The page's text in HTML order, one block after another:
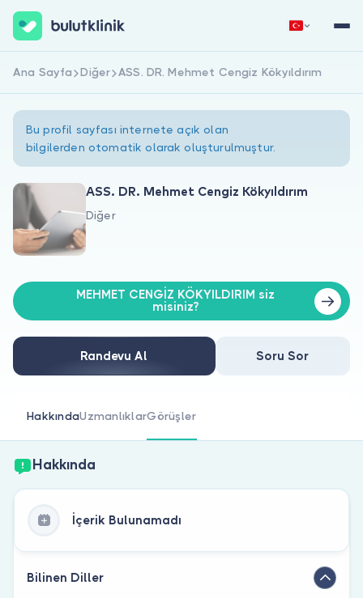
Hakkımızda
Doktorlar için
Doktor musunuz?
Hemen Kaydol Giriş Yap
Ana Sayfa Diğer ASS. DR. Mehmet Cengiz Kökyıldırım
Bu profil sayfası internete açık olan
bilgilerden otomatik olarak oluşturulmuştur.
ASS. DR. Mehmet Cengiz Kökyıldırım
Diğer
MEHMET CENGİZ KÖKYILDIRIM siz
misiniz?
Randevu Al Soru Sor
HakkındaUzmanlıklarGörüşler
Hakkında
İçerik Bulunamadı
Bilinen Diller